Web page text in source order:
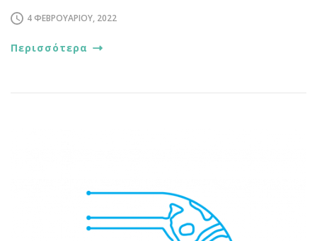
4 ΦΕΒΡΟΥΑΡΊΟΥ, 2022
Περισσότερα